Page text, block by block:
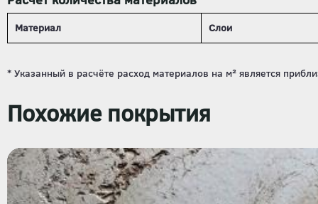
Материал Слои
Похожие покрытия